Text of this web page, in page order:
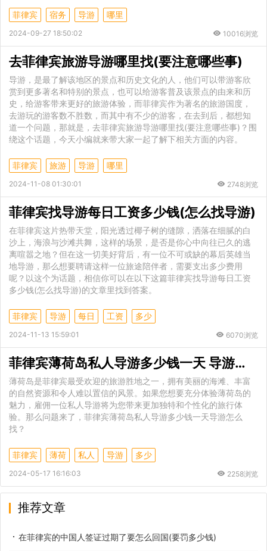
菲律宾 宿务 导游 哪里
2024-09-27 18:50:02 10016浏览
去菲律宾旅游导游哪里找(要注意哪些事)
导游，是最了解该地区的景点和历史文化的人，他们可以带游客欣
赏到更多著名和特别的景点，也可以给游客普及该景点的由来和历
史，给游客带来更好的旅游体验，而菲律宾作为著名的旅游国度，
去游玩的游客数不胜数，而其中有不少的游客，在去到后，都想知
道一个问题，那就是，去菲律宾旅游导游哪里找(要注意哪些事)？围
绕这个话题，今天小编就来带大家一起了解下相关方面的内容。
菲律宾 旅游 导游 哪里
2024-11-08 01:30:01 2748浏览
菲律宾找导游每日工资多少钱(怎么找导游)
在菲律宾这片热带天堂，阳光透过椰子树的缝隙，洒落在细腻的白
沙上，海浪与沙滩共舞，这样的场景，是否是你心中向往已久的逃
离喧嚣之地？但在这一切美好背后，有一位不可或缺的幕后英雄当
地导游，那么想要聘请这样一位旅途陪伴者，需要支出多少费用
呢？以这个为话题，相信你可以在以下这篇菲律宾找导游每日工资
多少钱(怎么找导游)的文章里找到答案。
菲律宾 导游 每日 工资 多少
2024-11-13 15:59:01 6070浏览
菲律宾薄荷岛私人导游多少钱一天 导游怎么找
薄荷岛是菲律宾最受欢迎的旅游胜地之一，拥有美丽的海滩、丰富
的自然资源和令人难以置信的风景。如果您想要充分体验薄荷岛的
魅力，雇佣一位私人导游将为您带来更加独特和个性化的旅行体
验。那么问题来了，菲律宾薄荷岛私人导游多少钱一天导游怎么
找？
菲律宾 薄荷 私人 导游 多少
2024-05-17 16:16:03 2258浏览
推荐文章
在菲律宾的中国人签证过期了要怎么回国(要罚多少钱)